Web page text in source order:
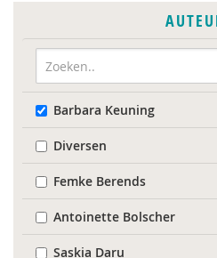
Barbara Keuning
Diversen
Femke Berends
Antoinette Bolscher
Saskia Daru